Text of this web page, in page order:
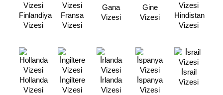
Finlandiya
Vizesi
Fransa
Vizesi
Gana
Vizesi
Gine
Vizesi
Hindistan
Vizesi
Hollanda
Vizesi
İngiltere
Vizesi
İrlanda
Vizesi
İspanya
Vizesi
İsrail
Vizesi